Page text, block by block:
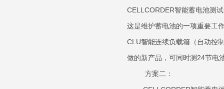
CELLCORDER智能蓄电池测
这是维护蓄电池的一项重要工
CLU智能连续负载箱（自动控
做的新产品，可同时测24节
方案二：